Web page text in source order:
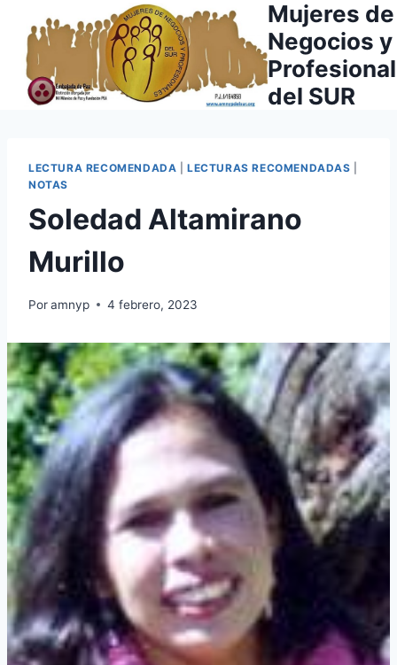
contenido
Mujeres de
Negocios y
del SUR
LECTURA RECOMENDADA |LECTURAS RECOMENDADAS
NOTAS
Soledad Altamirano
Murillo
Poramnyp 4 febrero, 2023